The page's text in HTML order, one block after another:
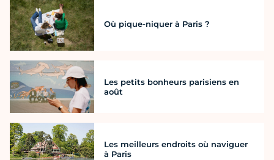
Où pique-niquer à Paris ?
Les petits bonheurs parisiens en
août
Les meilleurs endroits où naviguer
à Paris